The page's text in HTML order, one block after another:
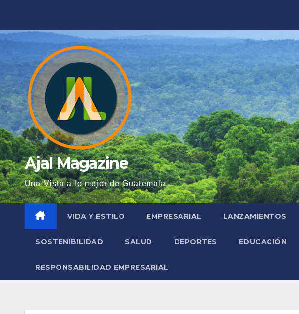
contenido
Ajal Magazine
Una Vista a lo mejor de Guatemala
VIDA Y ESTILO EMPRESARIAL LANZAMIENTOS
SOSTENIBILIDAD SALUD DEPORTES EDUCACIÓN
RESPONSABILIDAD EMPRESARIAL